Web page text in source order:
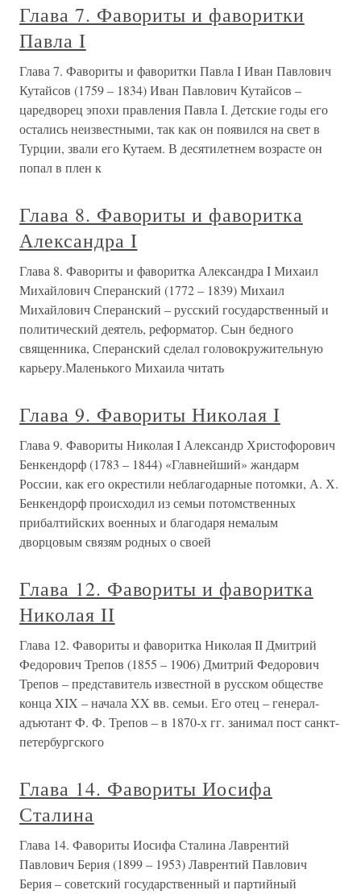
Глава 7. Фавориты и фаворитки
Павла I
Глава 7. Фавориты и фаворитки Павла I Иван Павлович
Кутайсов (1759 – 1834) Иван Павлович Кутайсов –
царедворец эпохи правления Павла I. Детские годы его
остались неизвестными, так как он появился на свет в
Турции, звали его Кутаем. В десятилетнем возрасте он
попал в плен к
Глава 8. Фавориты и фаворитка
Александра I
Глава 8. Фавориты и фаворитка Александра I Михаил
Михайлович Сперанский (1772 – 1839) Михаил
Михайлович Сперанский – русский государственный и
политический деятель, реформатор. Сын бедного
священника, Сперанский сделал головокружительную
карьеру.Маленького Михаила читать
Глава 9. Фавориты Николая I
Глава 9. Фавориты Николая I Александр Христофорович
Бенкендорф (1783 – 1844) «Главнейший» жандарм
России, как его окрестили неблагодарные потомки, А. Х.
Бенкендорф происходил из семьи потомственных
прибалтийских военных и благодаря немалым
дворцовым связям родных о своей
Глава 12. Фавориты и фаворитка
Николая II
Глава 12. Фавориты и фаворитка Николая II Дмитрий
Федорович Трепов (1855 – 1906) Дмитрий Федорович
Трепов – представитель известной в русском обществе
конца XIX – начала XX вв. семьи. Его отец – генерал-
адъютант Ф. Ф. Трепов – в 1870-х гг. занимал пост санкт-
петербургского
Глава 14. Фавориты Иосифа
Сталина
Глава 14. Фавориты Иосифа Сталина Лаврентий
Павлович Берия (1899 – 1953) Лаврентий Павлович
Берия – советский государственный и партийный